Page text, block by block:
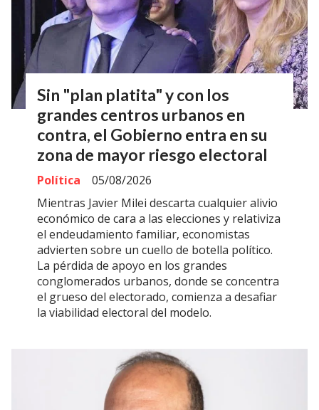
Sin "plan platita" y con los
grandes centros urbanos en
contra, el Gobierno entra en su
zona de mayor riesgo electoral
Política
05/08/2026
Mientras Javier Milei descarta cualquier alivio
económico de cara a las elecciones y relativiza
el endeudamiento familiar, economistas
advierten sobre un cuello de botella político.
La pérdida de apoyo en los grandes
conglomerados urbanos, donde se concentra
el grueso del electorado, comienza a desafiar
la viabilidad electoral del modelo.